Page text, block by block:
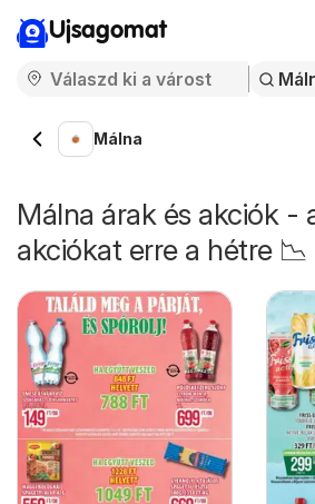
Ujsagomat
Málna
Málna árak és akciók -
akciókat erre a hétre 📉